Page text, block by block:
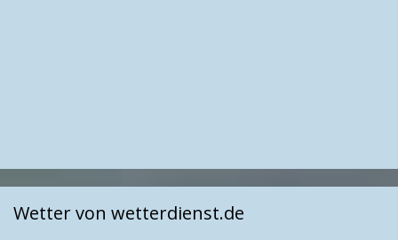
Wetter von wetterdienst.de